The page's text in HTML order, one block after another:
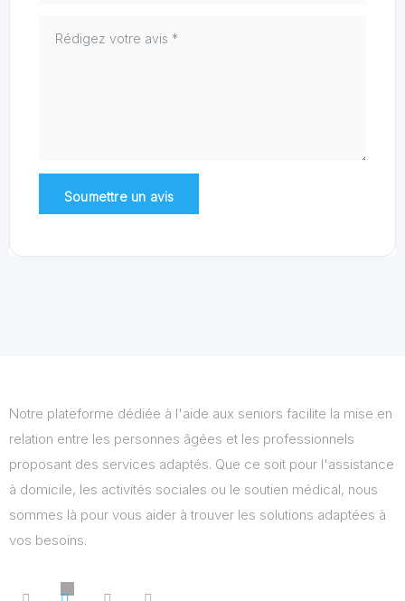
Notre plateforme dédiée à l'aide aux seniors facilite la mise en
relation entre les personnes âgées et les professionnels
proposant des services adaptés. Que ce soit pour l'assistance
à domicile, les activités sociales ou le soutien médical, nous
sommes là pour vous aider à trouver les solutions adaptées à
vos besoins.